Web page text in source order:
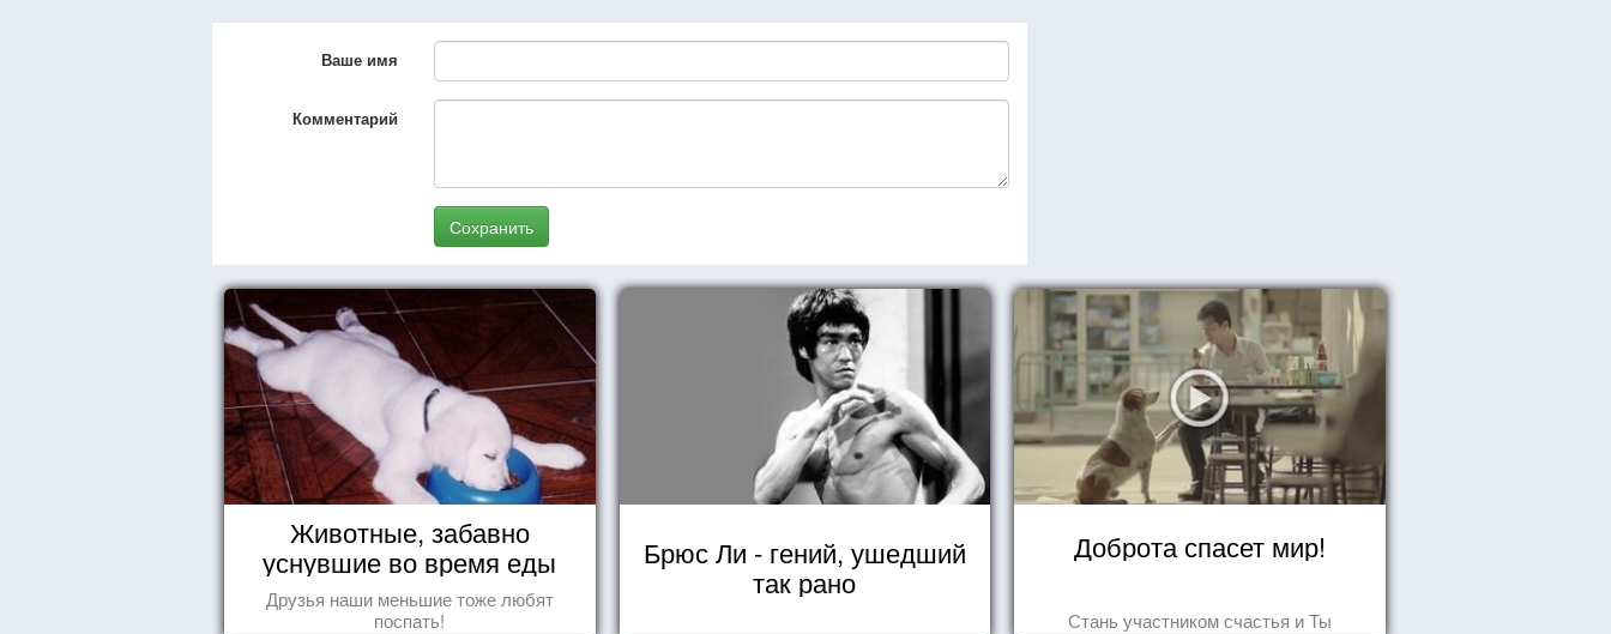
Ваше имя
Комментарий
Сохранить
Животные, забавно
уснувшие во время еды
Друзья наши меньшие тоже любят
поспать!
Брюс Ли - гений, ушедший
так рано
Доброта спасет мир!
Стань участником счастья и Ты